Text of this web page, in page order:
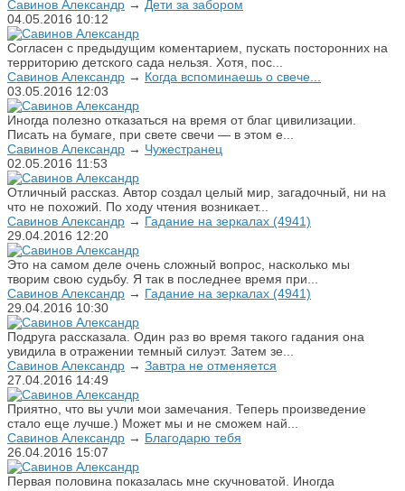
Савинов Александр → Дети за забором
04.05.2016 10:12
Согласен с предыдущим коментарием, пускать посторонних на
территорию детского сада нельзя. Хотя, пос...
Савинов Александр → Когда вспоминаешь о свече...
03.05.2016 12:03
Иногда полезно отказаться на время от благ цивилизации.
Писать на бумаге, при свете свечи — в этом е...
Савинов Александр → Чужестранец
02.05.2016 11:53
Отличный рассказ. Автор создал целый мир, загадочный, ни на
что не похожий. По ходу чтения возникает...
Савинов Александр → Гадание на зеркалах (4941)
29.04.2016 12:20
Это на самом деле очень сложный вопрос, насколько мы
творим свою судьбу. Я так в последнее время при...
Савинов Александр → Гадание на зеркалах (4941)
29.04.2016 10:30
Подруга рассказала. Один раз во время такого гадания она
увидила в отражении темный силуэт. Затем зе...
Савинов Александр → Завтра не отменяется
27.04.2016 14:49
Приятно, что вы учли мои замечания. Теперь произведение
стало еще лучше.) Может мы и не сможем най...
Савинов Александр → Благодарю тебя
26.04.2016 15:07
Первая половина показалась мне скучноватой. Иногда